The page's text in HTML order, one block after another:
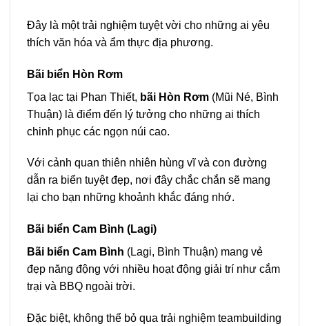
Đây là một trải nghiệm tuyệt vời cho những ai yêu
thích văn hóa và ẩm thực địa phương.
Bãi biển Hòn Rơm
Tọa lạc tại Phan Thiết, bãi Hòn Rơm (Mũi Né, Bình
Thuận) là điểm đến lý tưởng cho những ai thích
chinh phục các ngọn núi cao.
Với cảnh quan thiên nhiên hùng vĩ và con đường
dẫn ra biển tuyệt đẹp, nơi đây chắc chắn sẽ mang
lại cho bạn những khoảnh khắc đáng nhớ.
Bãi biển Cam Bình (Lagi)
Bãi biển Cam Bình (Lagi, Bình Thuận) mang vẻ
đẹp năng động với nhiều hoạt động giải trí như cắm
trại và BBQ ngoài trời.
Đặc biệt, không thể bỏ qua trải nghiệm teambuilding